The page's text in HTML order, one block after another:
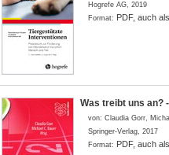
Hogrefe AG, 2019
Format: PDF, auch
Was treibt uns an?
von: Claudia Gorr,
Springer-Verlag, 2017
Format: PDF, auch